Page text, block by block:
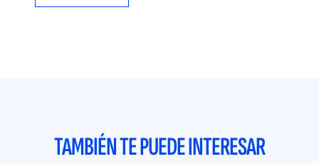
TAMBIÉN TE PUEDE INTERESAR